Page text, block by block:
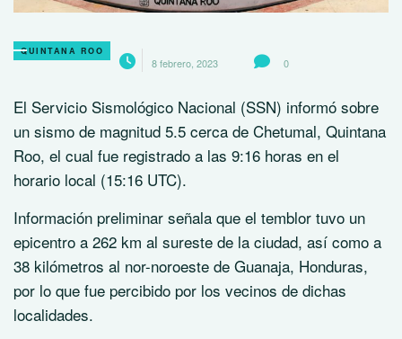
QUINTANA ROO
8 febrero, 2023 0
El Servicio Sismológico Nacional (SSN) informó sobre
un sismo de magnitud 5.5 cerca de Chetumal, Quintana
Roo, el cual fue registrado a las 9:16 horas en el
horario local (15:16 UTC).
Información preliminar señala que el temblor tuvo un
epicentro a 262 km al sureste de la ciudad, así como a
38 kilómetros al nor-noroeste de Guanaja, Honduras,
por lo que fue percibido por los vecinos de dichas
localidades.